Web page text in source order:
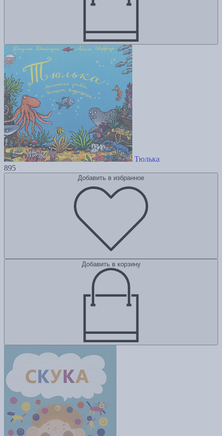
Тюлька
895
Добавить в избранное
Добавить в корзину